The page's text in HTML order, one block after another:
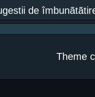
de
Theme